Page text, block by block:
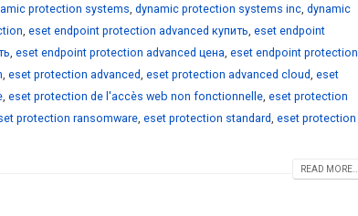
protection systems dynamic protection systems inc dynamic
eset endpoint protection advanced купить eset endpoint
eset endpoint protection advanced цена eset endpoint protection
eset protection advanced eset protection advanced cloud eset
eset protection de l'accès web non fonctionnelle eset protection
protection ransomware eset protection standard eset protection
READ MORE...